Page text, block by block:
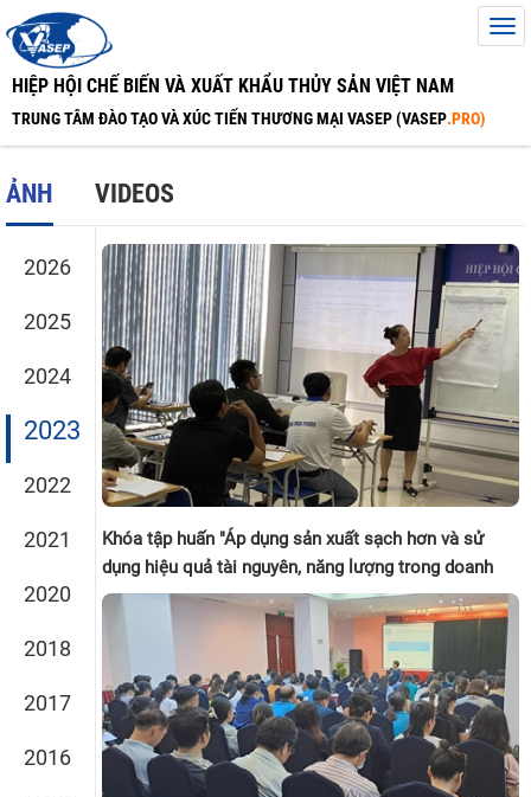
HIỆP HỘI CHẾ BIẾN VÀ XUẤT KHẨU THỦY SẢN VIỆT NAM
TRUNG TÂM ĐÀO TẠO VÀ XÚC TIẾN THƯƠNG MẠI VASEP (VASEP.PRO)
ẢNH VIDEOS
2026
2025
2024
2023
2022
2021
2020
2018
2017
2016
Khóa tập huấn "Áp dụng sản xuất sạch hơn và sử
dụng hiệu quả tài nguyên, năng lượng trong doanh
nghiệp chế biến thủy sản" tổ chức tại Tp. HCM
(23/12/2023)